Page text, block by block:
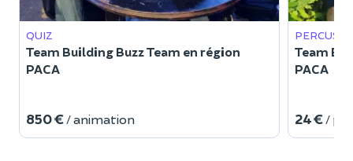
QUIZ
Team Building Buzz Team en région
PACA
850 € / animation
Team
PACA
24 € /